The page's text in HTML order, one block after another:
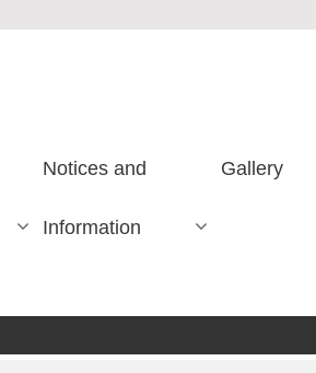
Notices and
Information
Gallery